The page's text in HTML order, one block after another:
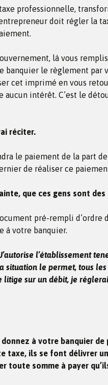
professionnelle,
doit régler la
là vous
banquier le règlement par
cet imprimé en vous
aucun intérêt. C’est le
réciter.
le paiement de la part
de réaliser ce
que ces gens sont des
pré-rempli d’ordre
à votre banquier.
l’établissement
situation le permet, tous
litige sur un débit, je
à votre banquier de
taxe, ils se font délivrer
toute somme à payer